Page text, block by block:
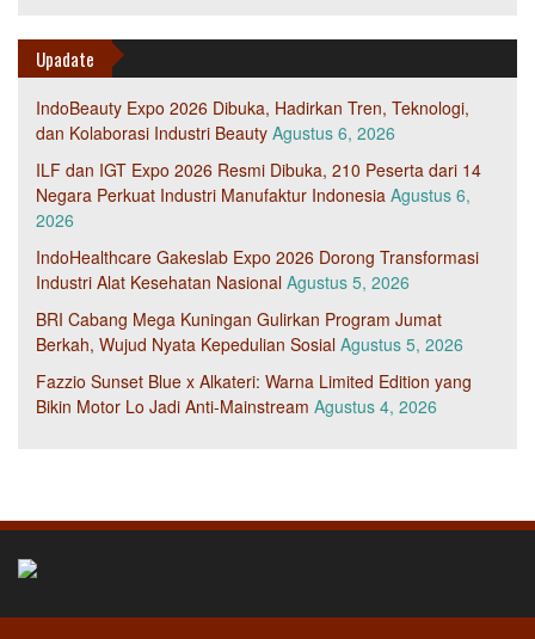
Upadate
IndoBeauty Expo 2026 Dibuka, Hadirkan Tren, Teknologi,
dan Kolaborasi Industri Beauty Agustus 6, 2026
ILF dan IGT Expo 2026 Resmi Dibuka, 210 Peserta dari 14
Negara Perkuat Industri Manufaktur Indonesia Agustus 6,
2026
IndoHealthcare Gakeslab Expo 2026 Dorong Transformasi
Industri Alat Kesehatan Nasional Agustus 5, 2026
BRI Cabang Mega Kuningan Gulirkan Program Jumat
Berkah, Wujud Nyata Kepedulian Sosial Agustus 5, 2026
Fazzio Sunset Blue x Alkateri: Warna Limited Edition yang
Bikin Motor Lo Jadi Anti-Mainstream Agustus 4, 2026